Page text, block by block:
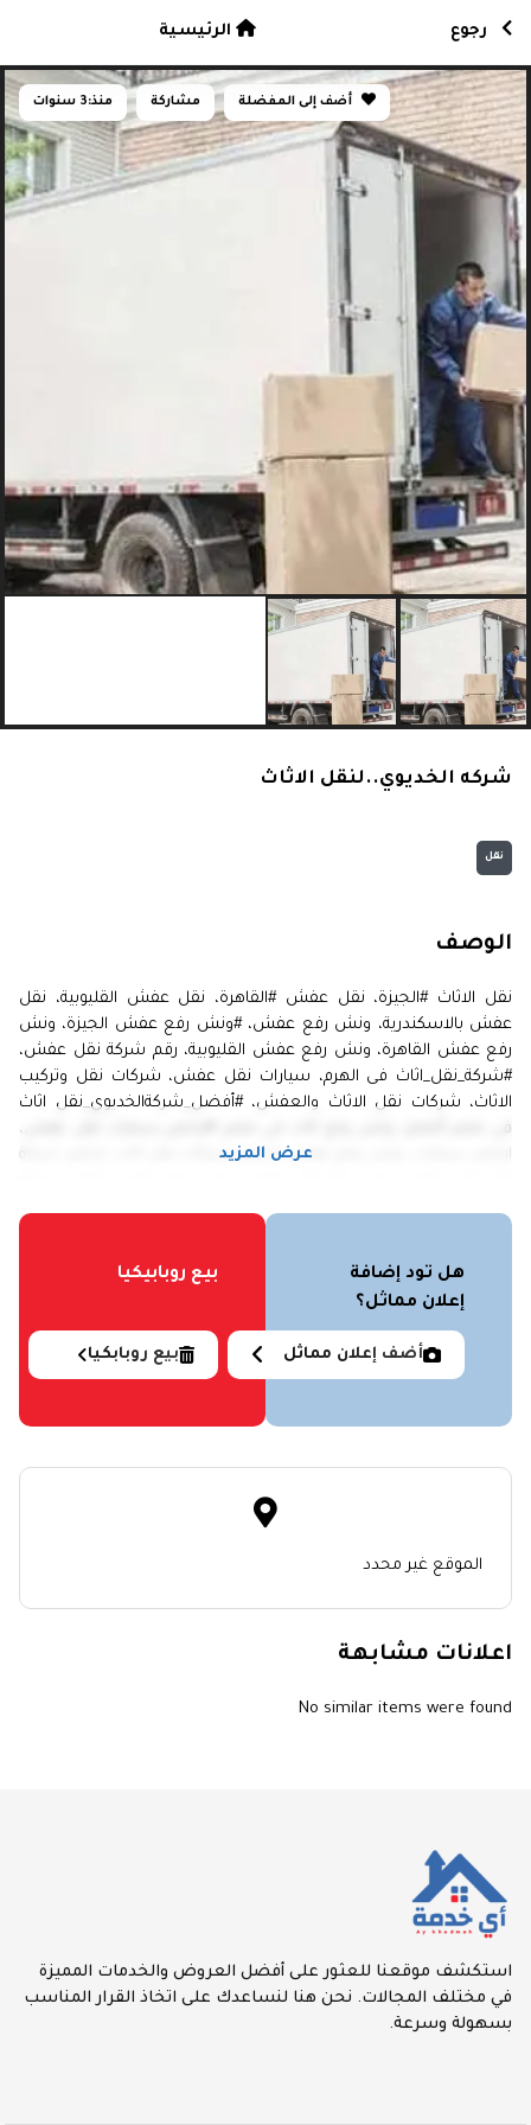
أضف إلى المفضلة مشاركة منذ:3 سنوات
شركه الخديوي..لنقل الاثاث
نقل
الوصف
نقل الاثاث #الجيزة، نقل عفش #القاهرة، نقل عفش القليوبية، نقل
عفش بالاسكندرية، ونش رفع عفش، #ونش رفع عفش الجيزة، ونش
رفع عفش القاهرة، ونش رفع عفش القليوبية، رقم شركة نقل عفش،
#شركة_نقل_اثاث فى الهرم، سيارات نقل عفش، شركات نقل وتركيب
الاثاث، شركات نقل الاثاث والعفش، #أفضل_شركةالخديوي_نقل اثاث
في مصر أفضل ونش رفع اثاث في مصر #ارخص_سيارات نقل عفش،
ارخص سيارات، ونش رفع عفش، ارخص شركات نقل اثاث، ارخص شركة
نقل اثاث ارقام شركات نقل عفش ارقام ونش رفع اثاث ارقام ونش رفع
اثاث، ارقام ونش رفع عفش ارقام ونش رفع الاثاث، تغليف الاثاث، خدمه
تخزين الاثاث، خدمه تغليف الاثاث.
سيارات مغلقه لنقل موبيليا، سيارات نقل موبيليا، شركات نقل اثاث
شركات نقل الاثاث شركات نقل العفش شركات نقل عفش شركة نقل
رفع عفش فك وتركيب الاثاث نقل اثاث نقل الاثاث نقل العفش نقل
01063594756
عرض المزيد
هل تود إضافة
إعلان مماثل؟
أضف إعلان مماثل
بيع روبابيكيا
بيع روبابكيا
الموقع غير محدد
رجوع الرئيسية
اعلانات مشابهة
No similar items were found
استكشف موقعنا للعثور على أفضل العروض والخدمات المميزة
في مختلف المجالات. نحن هنا لنساعدك على اتخاذ القرار المناسب
بسهولة وسرعة.